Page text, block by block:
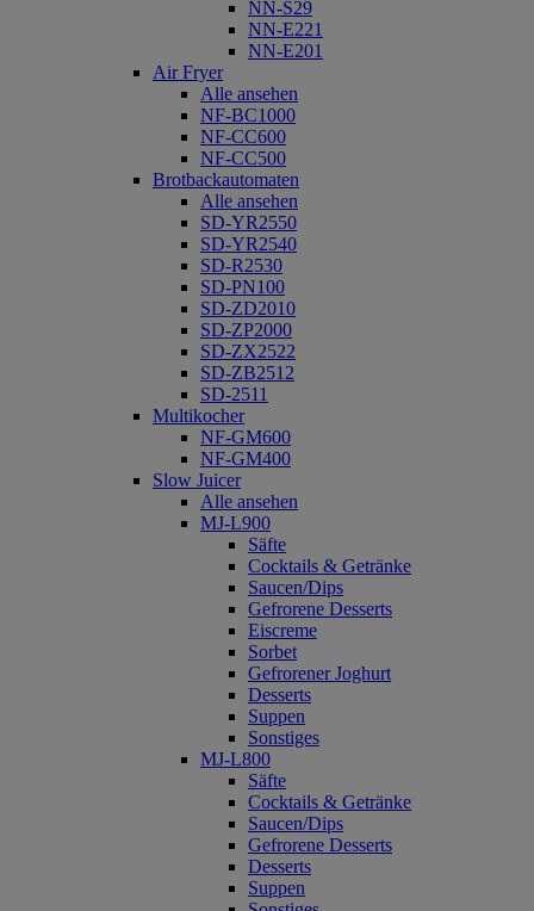
NN-S29
NN-E221
NN-E201
Air Fryer
Alle ansehen
NF-BC1000
NF-CC600
NF-CC500
Brotbackautomaten
Alle ansehen
SD-YR2550
SD-YR2540
SD-R2530
SD-PN100
SD-ZD2010
SD-ZP2000
SD-ZX2522
SD-ZB2512
SD-2511
Multikocher
NF-GM600
NF-GM400
Slow Juicer
Alle ansehen
MJ-L900
Säfte
Cocktails & Getränke
Saucen/Dips
Gefrorene Desserts
Eiscreme
Sorbet
Gefrorener Joghurt
Desserts
Suppen
Sonstiges
MJ-L800
Säfte
Cocktails & Getränke
Saucen/Dips
Gefrorene Desserts
Desserts
Suppen